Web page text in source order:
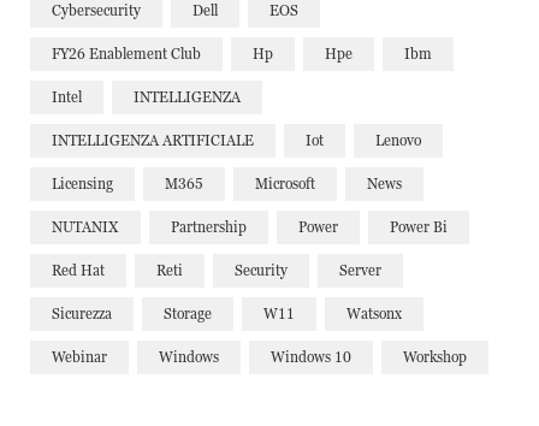
Cybersecurity Dell EOS
FY26 Enablement Club Hp Hpe Ibm
Intel INTELLIGENZA
INTELLIGENZA ARTIFICIALE Iot Lenovo
Licensing M365 Microsoft News
NUTANIX Partnership Power Power Bi
Red Hat Reti Security Server
Sicurezza Storage W11 Watsonx
Webinar Windows Windows 10 Workshop